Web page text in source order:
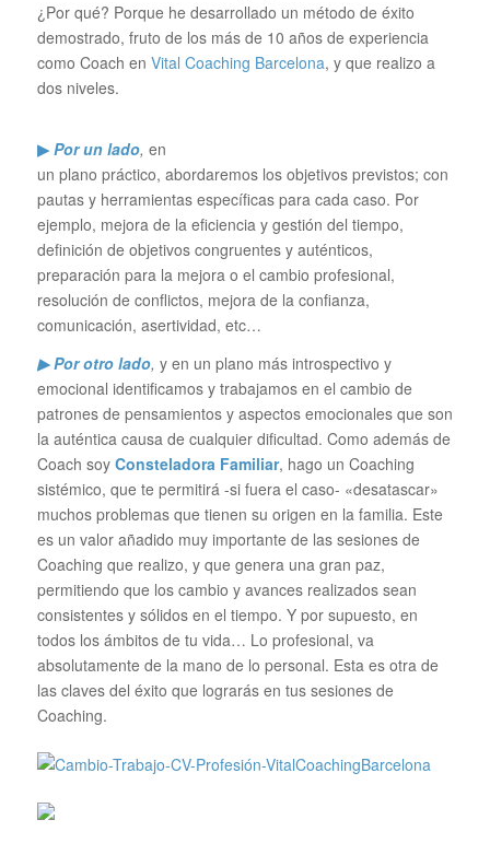
¿Por qué? Porque he desarrollado un método de éxito
demostrado, fruto de los más de 10 años de experiencia
como Coach en Vital Coaching Barcelona, y que realizo a
dos niveles.
▶Por un lado, en
un plano práctico, abordaremos los objetivos previstos; con
pautas y herramientas específicas para cada caso. Por
ejemplo, mejora de la eficiencia y gestión del tiempo,
definición de objetivos congruentes y auténticos,
preparación para la mejora o el cambio profesional,
resolución de conflictos, mejora de la confianza,
comunicación, asertividad, etc…
▶ Por otro lado, y en un plano más introspectivo y
emocional identificamos y trabajamos en el cambio de
patrones de pensamientos y aspectos emocionales que son
la auténtica causa de cualquier dificultad. Como además de
Coach soy Consteladora Familiar, hago un Coaching
sistémico, que te permitirá -si fuera el caso- «desatascar»
muchos problemas que tienen su origen en la familia. Este
es un valor añadido muy importante de las sesiones de
Coaching que realizo, y que genera una gran paz,
permitiendo que los cambio y avances realizados sean
consistentes y sólidos en el tiempo. Y por supuesto, en
todos los ámbitos de tu vida… Lo profesional, va
absolutamente de la mano de lo personal. Esta es otra de
las claves del éxito que lograrás en tus sesiones de
Coaching.